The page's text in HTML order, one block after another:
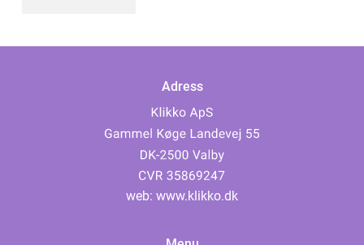
Adress
web: www.klikko.dk